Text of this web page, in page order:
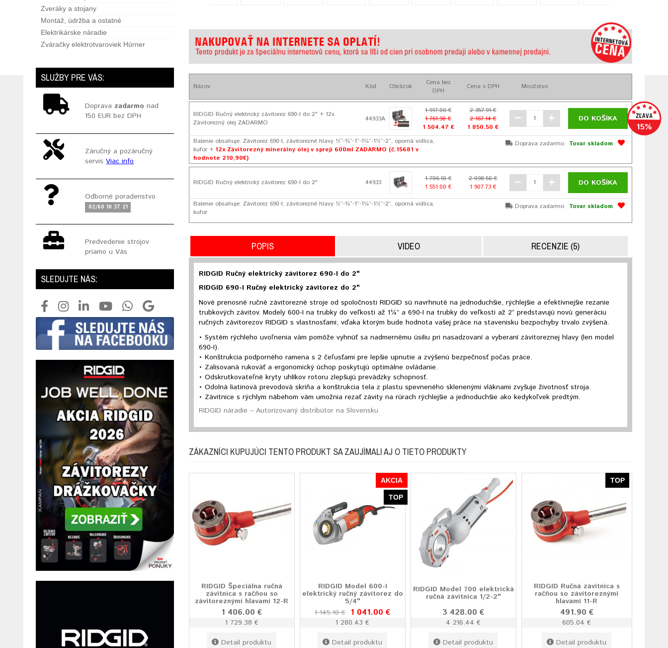
Zveráky a stojany
Montáž, údržba a ostatné
Elektrikárske náradie
Zváračky elektrotvaroviek Hürner
SLUŽBY PRE VÁS:
Doprava zadarmo nad
150 EUR bez DPH
Záručný a pozáručný
servisViac info
Odborné poradenstvo
02/60 10 37 21
Predvedenie strojov
priamo u Vás
SLEDUJTE NÁS:
Názov Kód Obrázok
Cena bez
DPH
Cena s DPH Množstvo
RIDGID Ručný elektrický závitorez 690-I do 2" + 12x
Závitorezný olej ZADARMO
44933A
1 917.00 €
1 761.90 €
1 504.47 €
2 357.91 €
2 167.14 €
1 850.50 €
DO KOŠÍKA
15%
Balenie obsahuje: Závitorez 690-I, závitorezné hlavy ½“-¾“-1“-1¼“-1½“-2“, oporná vidlica,
kufor + 12x Závitorezný minerálny olej v spreji 600ml ZADARMO (č.15681 v
hodnote 210,90€)
Tovar skladom
Doprava zadarmo
RIDGID Ručný elektrický závitorez 690-I do 2" 44933
1 706.10 €
1 551.00 €
2 098.50 €
1 907.73 €
DO KOŠÍKA
Balenie obsahuje: Závitorez 690-I, závitorezné hlavy ½“-¾“-1“-1¼“-1½“-2“, oporná vidlica,
kufor
Tovar skladom
Doprava zadarmo
POPIS VIDEO RECENZIE (5)
RIDGID Ručný elektrický závitorez 690-I do 2"
RIDGID 690-I Ručný elektrický závitorez do 2"
Nové prenosné ručné závitorezné stroje od spoločnosti RIDGID sú navrhnuté na jednoduchšie, rýchlejšie a efektívnejšie rezanie
trubkových závitov. Modely 600-I na trubky do veľkosti až 1¼” a 690-I na trubky do veľkosti až 2” predstavujú novú generáciu
ručných závitorezov RIDGID s vlastnosťami, vďaka ktorým bude hodnota vašej práce na stavenisku bezpochyby trvalo zvýšená.
• Systém rýchleho uvoľnenia vám pomôže vyhnúť sa nadmernému úsiliu pri nasadzovaní a vyberaní závitoreznej hlavy (len model
690-I).
• Konštrukcia podporného ramena s 2 čeľusťami pre lepšie upnutie a zvýšenú bezpečnosť počas práce.
• Zalisovaná rukoväť a ergonomický úchop poskytujú optimálne ovládanie.
• Odskrutkovateľné kryty uhlíkov rotoru zlepšujú prevádzky schopnosť.
• Odolná liatinová prevodová skriňa a konštrukcia tela z plastu spevneného sklenenými vláknami zvyšuje životnosť stroja.
• Závitnice s rýchlym nábehom vám umožnia rezať závity na rúrach rýchlejšie a jednoduchšie ako kedykoľvek predtým.
RIDGID náradie – Autorizovaný distribútor na Slovensku
ZÁKAZNÍCI KUPUJÚCI TENTO PRODUKT SA ZAUJÍMALI AJ O TIETO PRODUKTY
RIDGID Špeciálna ručná
závitnica s račňou so
závitoreznými hlavami 12-R
1 406.00 €
1 729.38 €
Detail produktu
AKCIA
TOP
RIDGID Model 600-I
elektrický ručný závitorez do
5/4"
1 145.10 € 1 041.00 €
1 280.43 €
Detail produktu
RIDGID Model 700 elektrická
ručná závitnica 1/2-2"
3 428.00 €
4 216.44 €
Detail produktu
TOP
RIDGID Ručná závitnica s
račňou so závitoreznými
hlavami 11-R
491.90 €
605.04 €
Detail produktu